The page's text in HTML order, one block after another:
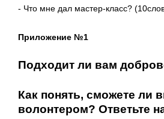
- Что мне дал мастер-класс?
Приложение №1
Подходит ли вам
Как понять, сможете ли
волонтером? Ответьте